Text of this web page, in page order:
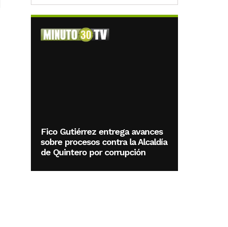
Fico Gutiérrez entrega avances
sobre procesos contra la Alcaldía
de Quintero por corrupción